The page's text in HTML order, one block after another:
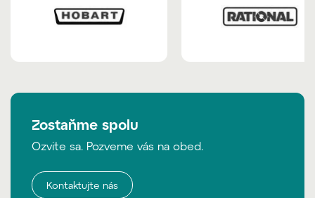
Zostaňme spolu
Ozvite sa. Pozveme vás na obed.
Kontaktujte nás